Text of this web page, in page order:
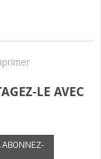
LE AVEC
ABONNEZ-